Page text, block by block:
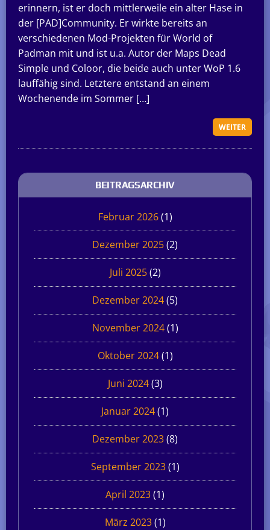
erinnern, ist er doch mittlerweile ein alter Hase in
der [PAD]Community. Er wirkte bereits an
verschiedenen Mod-Projekten für World of
Padman mit und ist u.a. Autor der Maps Dead
Simple und Coloor, die beide auch unter WoP 1.6
lauffähig sind. Letztere entstand an einem
Wochenende im Sommer […]
WEITER
BEITRAGSARCHIV
Februar 2026(1)
Dezember 2025(2)
Juli 2025(2)
Dezember 2024(5)
November 2024(1)
Oktober 2024(1)
Juni 2024(3)
Januar 2024(1)
Dezember 2023(8)
September 2023(1)
April 2023(1)
März 2023(1)